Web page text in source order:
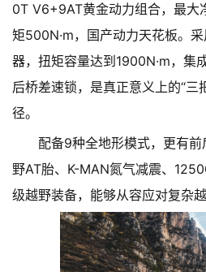
0T V6+9AT黄金动力组合，最大
矩500N·m，国产动力天花板。
器，扭矩容量达到1900N·m，集
后桥差速锁，是真正意义上的“三
径。
配备9种全地形模式，更有
野AT胎、K-MAN氮气减震、
级越野装备，能够从容应对复杂越